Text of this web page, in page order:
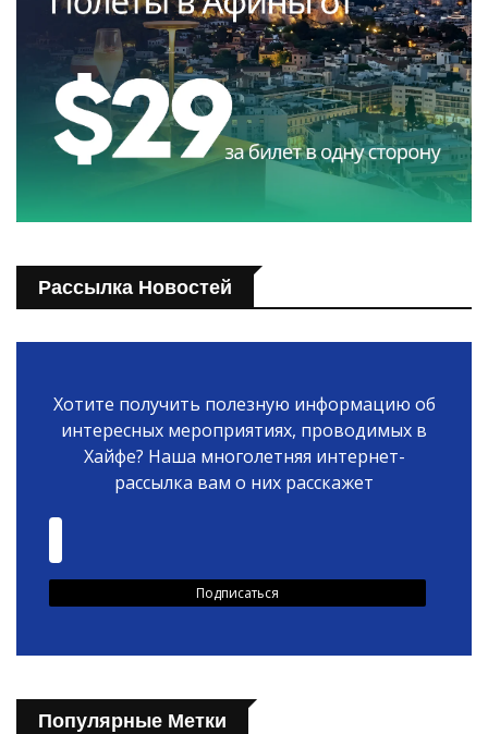
Рассылка Новостей
Хотите получить полезную информацию об
интересных мероприятиях, проводимых в
Хайфе? Наша многолетняя интернет-
рассылка вам о них расскажет
Популярные Метки